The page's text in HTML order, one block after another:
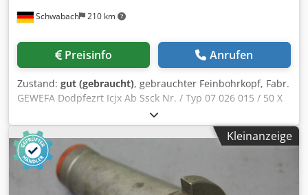
Schwabach 210 km
Preisinfo Anrufen
Zustand: gut (gebraucht), gebrauchter Feinbohrkopf, Fabr.
GEWEFA Dodpfezrt Icjx Ab Ssck Nr. / Typ 07 026 015 / 50 X
160 --- und --- Nr. / Typ 07 026 012 / 40 X 160
Kleinanzeige